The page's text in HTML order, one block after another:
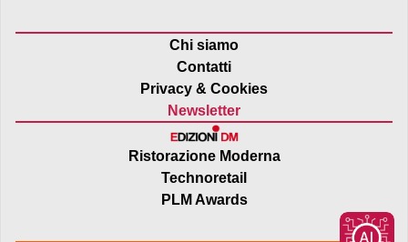
Chi siamo
Contatti
Privacy & Cookies
Newsletter
Ristorazione Moderna
Technoretail
PLM Awards